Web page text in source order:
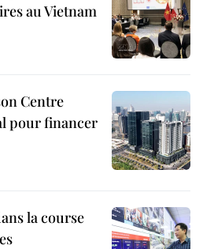
au Vietnam
Centre
pour financer
la course